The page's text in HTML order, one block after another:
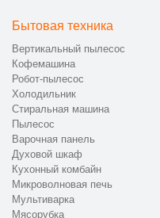
Бытовая техника
Вертикальный пылесос
Кофемашина
Робот-пылесос
Холодильник
Стиральная машина
Пылесос
Варочная панель
Духовой шкаф
Кухонный комбайн
Микроволновая печь
Мультиварка
Мясорубка